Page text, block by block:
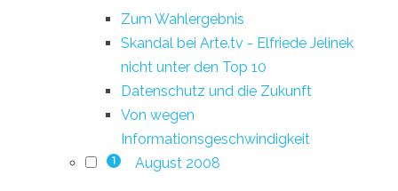
Zum Wahlergebnis
Skandal bei Arte.tv - Elfriede Jelinek
nicht unter den Top 10
Datenschutz und die Zukunft
Von wegen
Informationsgeschwindigkeit
1 August 2008